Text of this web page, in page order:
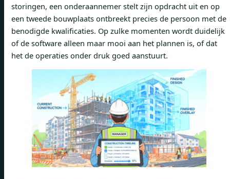
storingen, een onderaannemer stelt zijn opdracht uit en op
een tweede bouwplaats ontbreekt precies de persoon met de
benodigde kwalificaties. Op zulke momenten wordt duidelijk
of de software alleen maar mooi aan het plannen is, of dat
het de operaties onder druk goed aanstuurt.